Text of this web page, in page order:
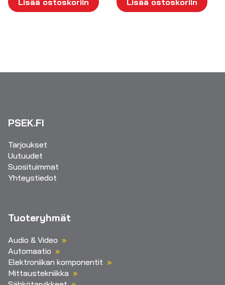
PSEK.FI
Tarjoukset
Uutuudet
Suosituimmat
Yhteystiedot
Tuoteryhmät
Audio & Video
Automaatio
Elektroniikan komponentit
Mittaustekniikka